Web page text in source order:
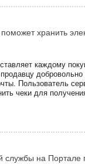
хранить
каждому
Пользователь
чеки для
службы на Портале